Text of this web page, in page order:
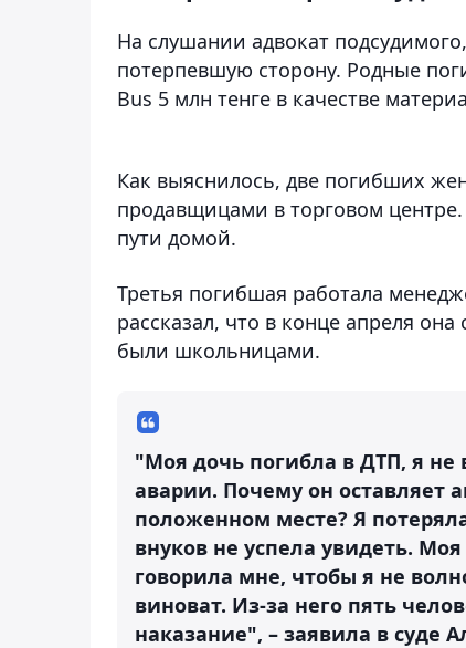
На слушании адвокат
потерпевшую сторону. Родные
Bus 5 млн тенге в качестве
Как выяснилось, две погибших
продавщицами в торговом
пути домой.
Третья погибшая работала
рассказал, что в конце апреля
были школьницами.
"Моя дочь погибла в ДТП, я не
аварии. Почему он оставляет
положенном месте? Я
внуков не успела увидеть.
говорила мне, чтобы я не
виноват. Из-за него пять
наказание", – заявила в суде